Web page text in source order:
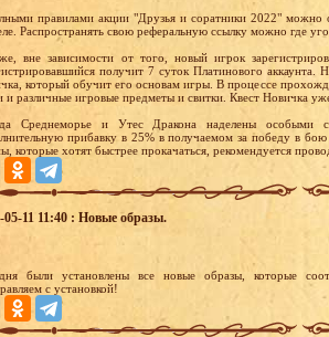
правилами акции "Друзья и соратники 2022" можно
Распространять свою реферальную ссылку можно где
вне зависимости от того, новый игрок
получит 7 суток Платинового
который обучит его основам игры. В процессе
и различные игровые предметы и свитки. Квест Новичка
Среднеморье и Утес Дракона наделены особыми
прибавку в 25% в получаемом за победу в
которые хотят быстрее прокачаться, рекомендуется
05-11 11:40 : Новые образы.
были установлены все новые образы, которые
с установкой!